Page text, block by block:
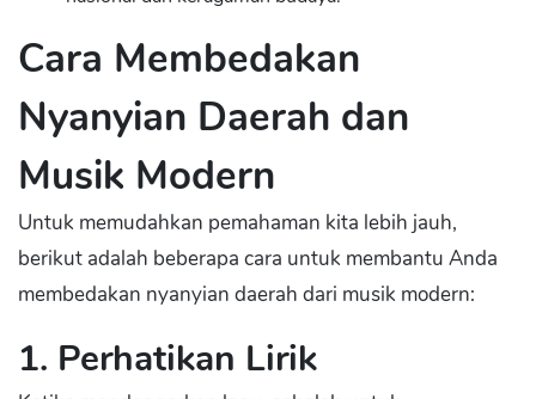
Cara Membedakan
Nyanyian Daerah dan
Musik Modern
Untuk memudahkan pemahaman kita lebih jauh,
berikut adalah beberapa cara untuk membantu Anda
membedakan nyanyian daerah dari musik modern:
1. Perhatikan Lirik